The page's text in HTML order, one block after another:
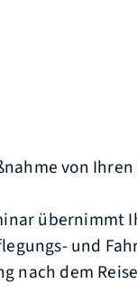
von
übernimmt
und
nach dem